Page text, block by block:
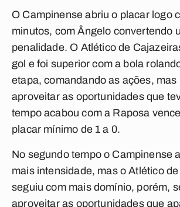
O Campinense abriu o placar logo
minutos, com Ângelo convertendo
penalidade. O Atlético de
gol e foi superior com a bola
etapa, comandando as ações, mas
aproveitar as oportunidades que
tempo acabou com a Raposa
placar mínimo de 1 a 0.
No segundo tempo o Campinense
mais intensidade, mas o Atlético
seguiu com mais domínio, porém,
aproveitar as oportunidades que